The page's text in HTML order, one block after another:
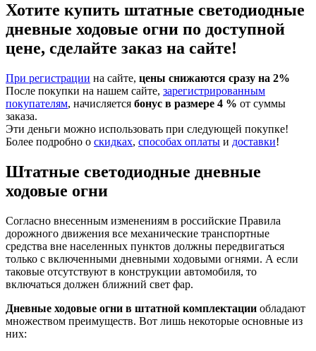
Хотите купить штатные светодиодные
дневные ходовые огни по доступной
цене, сделайте заказ на сайте!
При регистрации на сайте, цены снижаются сразу на 2%
После покупки на нашем сайте, зарегистрированным
покупателям, начисляется бонус в размере 4 % от суммы
заказа.
Эти деньги можно использовать при следующей покупке!
Более подробно о скидках, способах оплаты и доставки!
Штатные светодиодные дневные
ходовые огни
Согласно внесенным изменениям в российские Правила
дорожного движения все механические транспортные
средства вне населенных пунктов должны передвигаться
только с включенными дневными ходовыми огнями. А если
таковые отсутствуют в конструкции автомобиля, то
включаться должен ближний свет фар.
Дневные ходовые огни в штатной комплектации обладают
множеством преимуществ. Вот лишь некоторые основные из
них: